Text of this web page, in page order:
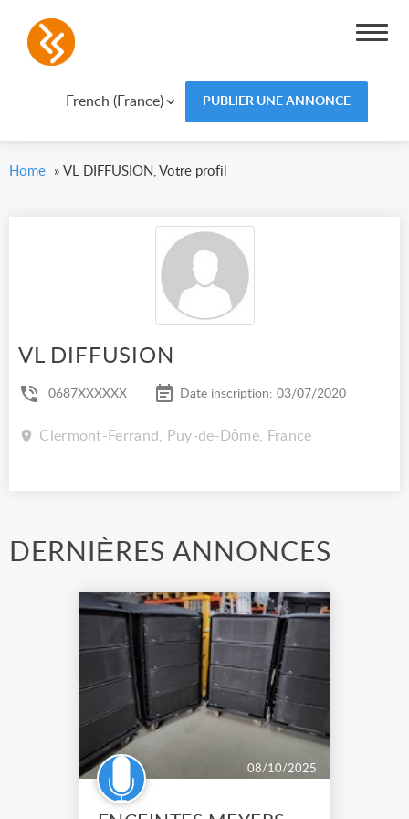
French (France) PUBLIER UNE ANNONCE
Home » VL DIFFUSION, Votre profil
VL DIFFUSION
0687XXXXXX Date inscription: 03/07/2020
Clermont-Ferrand, Puy-de-Dôme, France
DERNIÈRES ANNONCES
08/10/2025